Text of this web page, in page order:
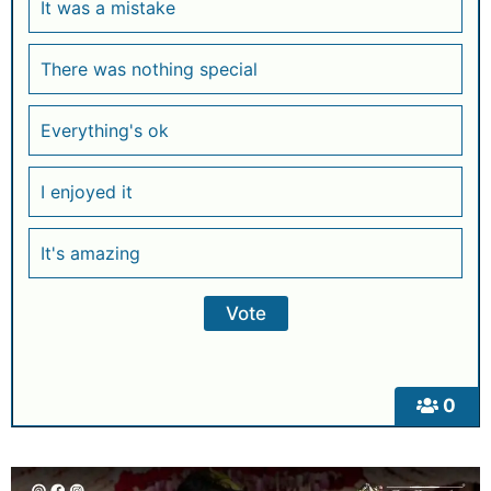
0
It was a mistake
There was nothing special
Everything's ok
I enjoyed it
It's amazing